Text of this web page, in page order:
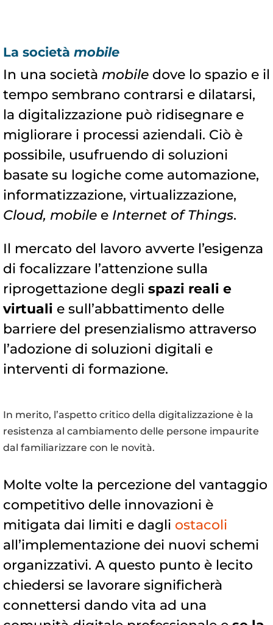
La società mobile
In una società mobile dove lo spazio e il
tempo sembrano contrarsi e dilatarsi,
la digitalizzazione può ridisegnare e
migliorare i processi aziendali. Ciò è
possibile, usufruendo di soluzioni
basate su logiche come automazione,
informatizzazione, virtualizzazione,
Cloud, mobile e Internet of Things.
Il mercato del lavoro avverte l’esigenza
di focalizzare l’attenzione sulla
riprogettazione degli spazi reali e
virtuali e sull’abbattimento delle
barriere del presenzialismo attraverso
l’adozione di soluzioni digitali e
interventi di formazione.
In merito, l’aspetto critico della digitalizzazione è la
resistenza al cambiamento delle persone impaurite
dal familiarizzare con le novità.
Molte volte la percezione del vantaggio
competitivo delle innovazioni è
mitigata dai limiti e dagli ostacoli
all’implementazione dei nuovi schemi
organizzativi. A questo punto è lecito
chiedersi se lavorare significherà
connettersi dando vita ad una